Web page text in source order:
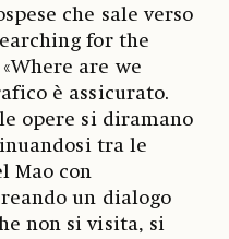
che sale verso
for the
are we
è assicurato.
opere si diramano
tra le
Mao con
un dialogo
non si visita, si